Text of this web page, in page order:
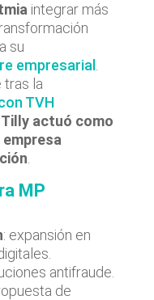
integrar más
su
empresarial
tras la
TVH
Tilly actuó como
MP
: expansión en
antifraude.
de